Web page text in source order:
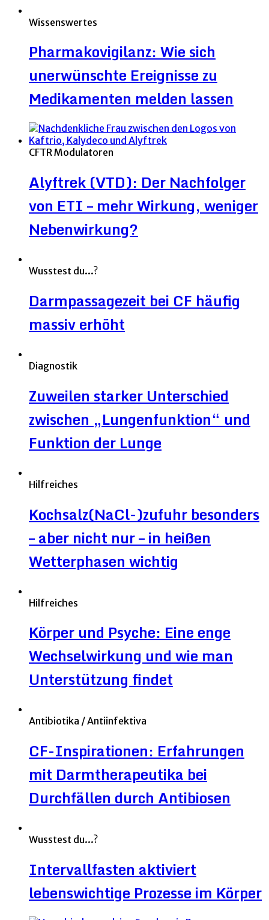
Wissenswertes
Pharmakovigilanz: Wie sich
unerwünschte Ereignisse zu
Medikamenten melden lassen
CFTR Modulatoren
Alyftrek (VTD): Der Nachfolger
von ETI – mehr Wirkung, weniger
Nebenwirkung?
Wusstest du...?
Darmpassagezeit bei CF häufig
massiv erhöht
Diagnostik
Zuweilen starker Unterschied
zwischen „Lungenfunktion“ und
Funktion der Lunge
Hilfreiches
Kochsalz(NaCl-)zufuhr besonders
– aber nicht nur – in heißen
Wetterphasen wichtig
Hilfreiches
Körper und Psyche: Eine enge
Wechselwirkung und wie man
Unterstützung findet
Antibiotika / Antiinfektiva
CF-Inspirationen: Erfahrungen
mit Darmtherapeutika bei
Durchfällen durch Antibiosen
Wusstest du...?
Intervallfasten aktiviert
lebenswichtige Prozesse im Körper